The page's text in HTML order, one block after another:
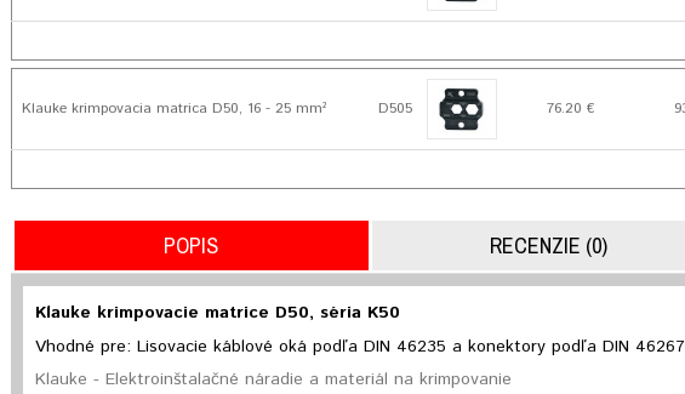
Klauke krimpovacia matrica D50, 16 - 25 mm² D505 76.20 €
POPIS RECENZIE (0)
Klauke krimpovacie matrice D50, séria K50
Vhodné pre: Lisovacie káblové oká podľa DIN 46235 a konektory podľa DIN
Klauke - Elektroinštalačné náradie a materiál na krimpovanie